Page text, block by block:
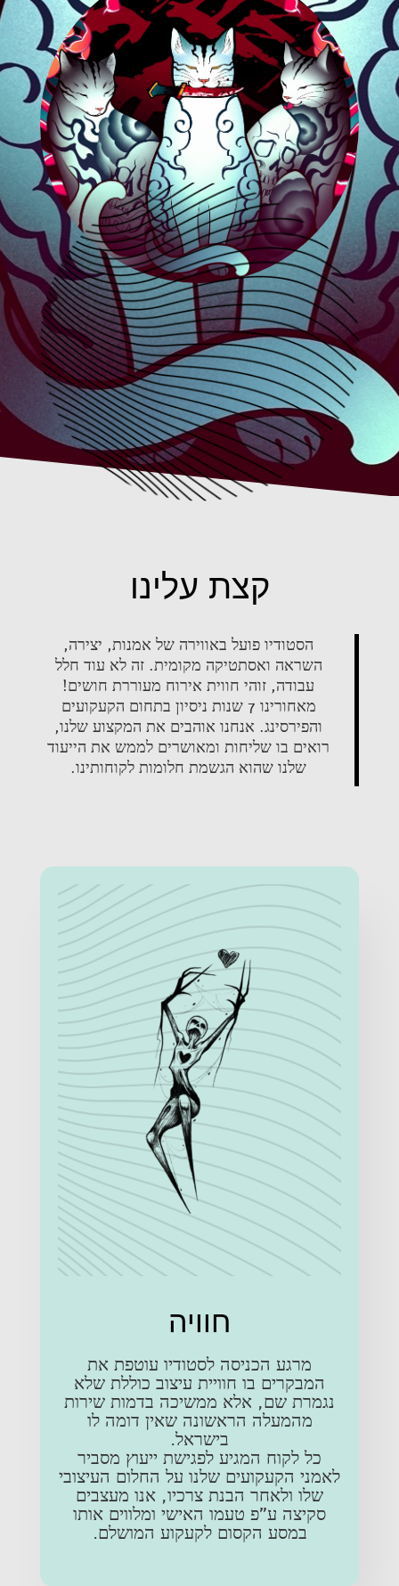
קצת עלינו
הסטודיו פועל באווירה של אמנות, יצירה,
השראה ואסתטיקה מקומית. זה לא עוד חלל
עבודה, זוהי חווית אירוח מעוררת חושים!
מאחורינו 7 שנות ניסיון בתחום הקעקועים
והפירסינג. אנחנו אוהבים את המקצוע שלנו,
רואים בו שליחות ומאושרים לממש את הייעוד
שלנו שהוא הגשמת חלומות לקוחותינו.
חוויה
מרגע הכניסה לסטודיו עוטפת את
המבקרים בו חוויית עיצוב כוללת שלא
נגמרת שם, אלא ממשיכה בדמות שירות
מהמעלה הראשונה שאין דומה לו
בישראל.
כל לקוח המגיע לפגישת ייעוץ מסביר
לאמני הקעקועים שלנו על החלום העיצובי
שלו ולאחר הבנת צרכיו, אנו מעצבים
סקיצה ע"פ טעמו האישי ומלווים אותו
במסע הקסום לקעקוע המושלם.